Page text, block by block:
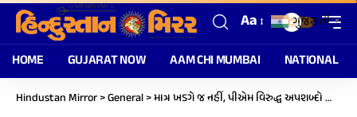
Aa
HOME GUJARAT NOW AAM CHI MUMBAI NATIONAL
Hindustan Mirror>General>માત્ર ખડગે જ નહીં, પીએમ વિરુદ્ધ અપશબ્દો બોલવાની સમગ્ર કોંગ્રેસની માનસિકતા : રાજનાથસિંહ
ગુજરાતી ▼